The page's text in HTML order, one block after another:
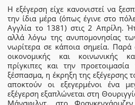
Η εξέγερση είχε κανονιστεί να
την ίδια μέρα (όπως έγινε στο
Αγγλία το 1381) στις 2 Απρίλη.
αλλά λόγω της ανυπομονησίας
νωρίτερα σε κάποια σημεία.
οικονομικής και κοινωνικής
πρίγκιπες και την
ξέσπασμα, η έκρηξη της εξέγερσης
αποκτούν οι εξεγερμένοι ένα
εξέγερση εξαπλώνεται στη
Μάνσφιλντ, στο